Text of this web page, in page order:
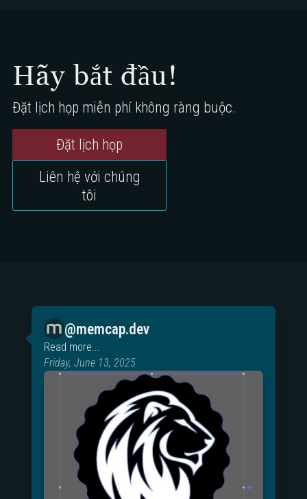
Hãy bắt đầu!
Đặt lịch họp miễn phí không ràng buộc.
Đặt lịch họp
Liên hệ với chúng
tôi
@memcap.dev
Read more...
Friday, June 13, 2025